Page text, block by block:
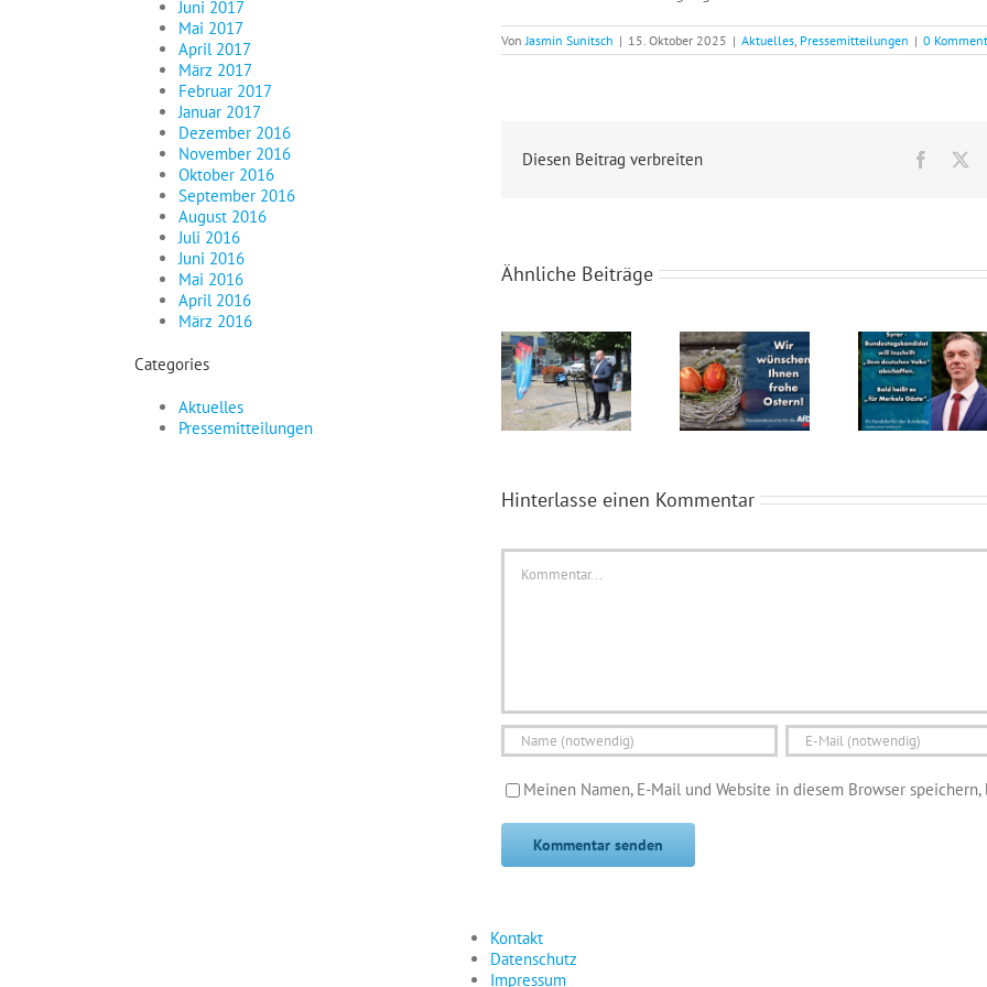
Von Jasmin Sunitsch | 15. Oktober 2025 | Aktuelles Pressemitteilungen | 0
Diesen Beitrag verbreiten
Ähnliche Beiträge
Hinterlasse einen Kommentar
Kommentar
Meinen Namen, E-Mail und Website in diesem Browser
Juni 2017
Mai 2017
April 2017
März 2017
Februar 2017
Januar 2017
Dezember 2016
November 2016
Oktober 2016
September 2016
August 2016
Juli 2016
Juni 2016
Mai 2016
April 2016
März 2016
Categories
Aktuelles
Pressemitteilungen
Kontakt
Datenschutz
Impressum